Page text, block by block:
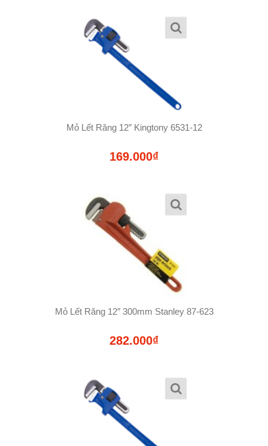
Mỏ Lết Răng 12″ Kingtony 6531-12
169.000₫
Mỏ Lết Răng 12″ 300mm Stanley 87-623
282.000₫